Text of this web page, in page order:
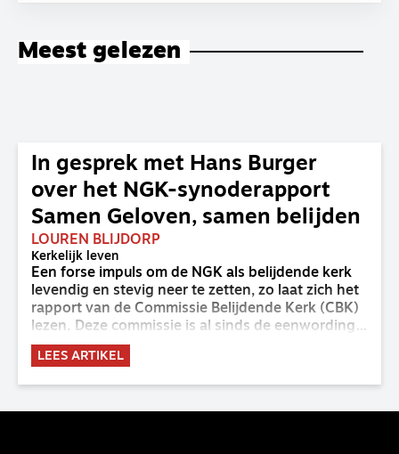
Meest gelezen
In gesprek met Hans Burger
over het NGK-synoderapport
Samen Geloven, samen belijden
LOUREN BLIJDORP
Kerkelijk leven
Een forse impuls om de NGK als belijdende kerk
levendig en stevig neer te zetten, zo laat zich het
rapport van de Commissie Belijdende Kerk (CBK)
lezen. Deze commissie is al sinds de eenwording
van de GKv en NGK actief en kreeg van de
synode van Deventer in 2023 de opdracht om
belijdenis en bij te dragen aan de verlevendiging
LEES ARTIKEL